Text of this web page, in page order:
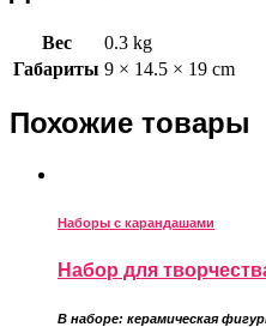
Вес
0.3 kg
Габариты 9 × 14.5 × 19 cm
Похожие товары
Наборы с карандашами
Набор для
В наборе: керамическая